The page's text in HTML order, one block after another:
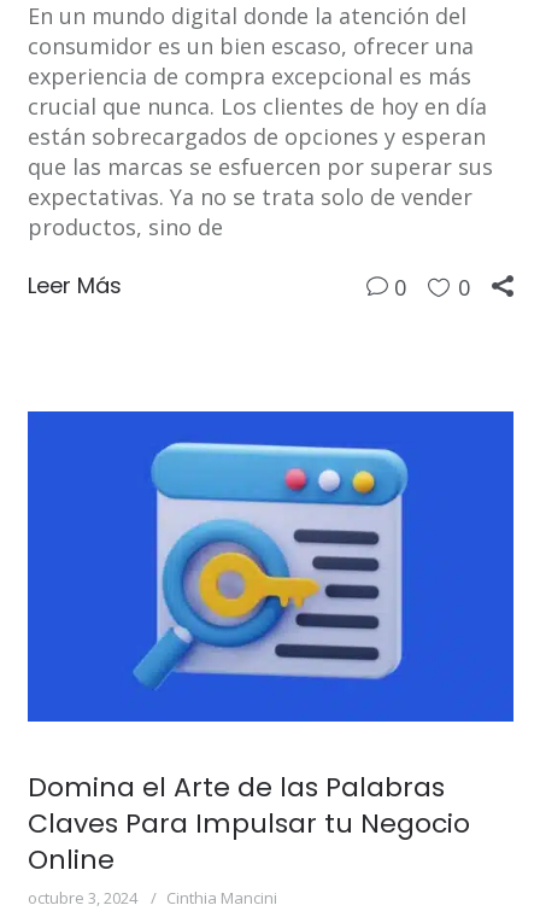
En un mundo digital donde la atención del
consumidor es un bien escaso, ofrecer una
experiencia de compra excepcional es más
crucial que nunca. Los clientes de hoy en día
están sobrecargados de opciones y esperan
que las marcas se esfuercen por superar sus
expectativas. Ya no se trata solo de vender
productos, sino de
Leer Más 0 0
Domina el Arte de las Palabras
Claves Para Impulsar tu Negocio
Online
octubre 3, 2024
Cinthia Mancini